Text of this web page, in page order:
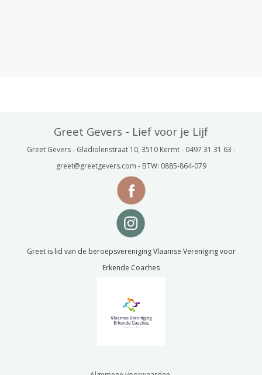
Greet Gevers - Lief voor je Lijf
Greet Gevers - Gladiolenstraat 10, 3510 Kermt - 0497 31 31 63 -
greet@greetgevers.com - BTW: 0885-864-079
Greet is lid van de beroepsvereniging Vlaamse Vereniging voor
Erkende Coaches